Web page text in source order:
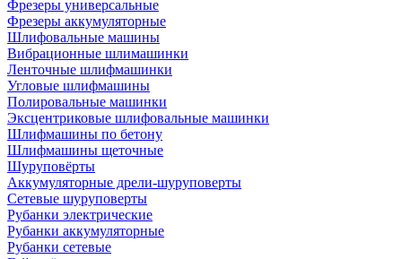
Фрезеры универсальные
Фрезеры аккумуляторные
Шлифовальные машины
Вибрационные шлимашинки
Ленточные шлифмашинки
Угловые шлифмашины
Полировальные машинки
Эксцентриковые шлифовальные машинки
Шлифмашины по бетону
Шлифмашины щеточные
Шуруповёрты
Аккумуляторные дрели-шуруповерты
Сетевые шуруповерты
Рубанки электрические
Рубанки аккумуляторные
Рубанки сетевые